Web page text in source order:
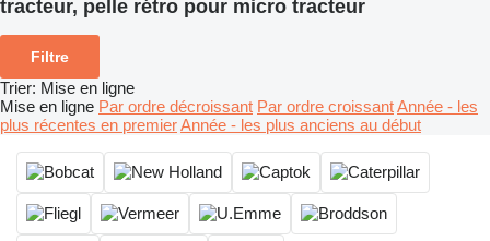
tracteur, pelle rétro pour micro tracteur
Filtre
Trier: Mise en ligne
Mise en ligne Par ordre décroissant Par ordre croissantAnnée - les
plus récentes en premierAnnée - les plus anciens au début